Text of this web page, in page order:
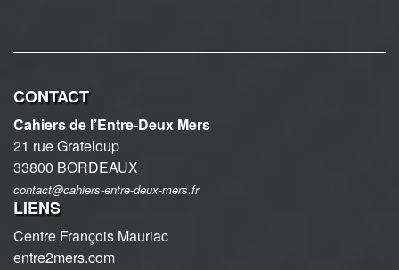
CONTACT
Cahiers de l’Entre-Deux Mers
21 rue Grateloup
33800 BORDEAUX
contact@cahiers-entre-deux-mers.fr
LIENS
Centre François Mauriac
entre2mers.com